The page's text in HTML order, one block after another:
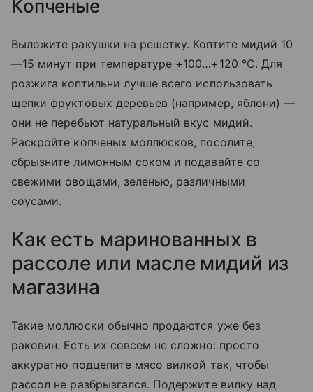
Копченые
Выложите ракушки на решетку. Коптите мидий 10
—15 минут при температуре +100…+120 °C. Для
розжига коптильни лучше всего использовать
щепки фруктовых деревьев (например, яблони) —
они не перебьют натуральный вкус мидий.
Раскройте копченых моллюсков, посолите,
сбрызните лимонным соком и подавайте со
свежими овощами, зеленью, различными
соусами.
Как есть маринованных в
рассоле или масле мидий из
магазина
Такие моллюски обычно продаются уже без
раковин. Есть их совсем не сложно: просто
аккуратно подцепите мясо вилкой так, чтобы
рассол не разбрызгался. Подержите вилку над